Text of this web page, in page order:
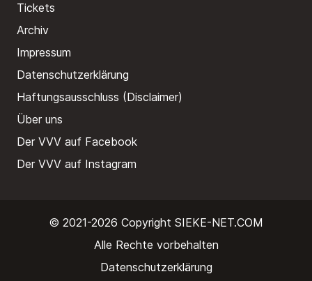
Tickets
Archiv
Impressum
Datenschutzerklärung
Haftungsausschluss (Disclaimer)
Über uns
Der VVV auf Facebook
Der VVV auf Instagram
© 2021-2026 Copyright SIEKE-NET.COM
Alle Rechte vorbehalten
Datenschutzerklärung